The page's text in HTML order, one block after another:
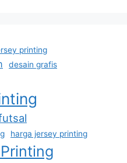
printing
desain grafis
harga jersey printing